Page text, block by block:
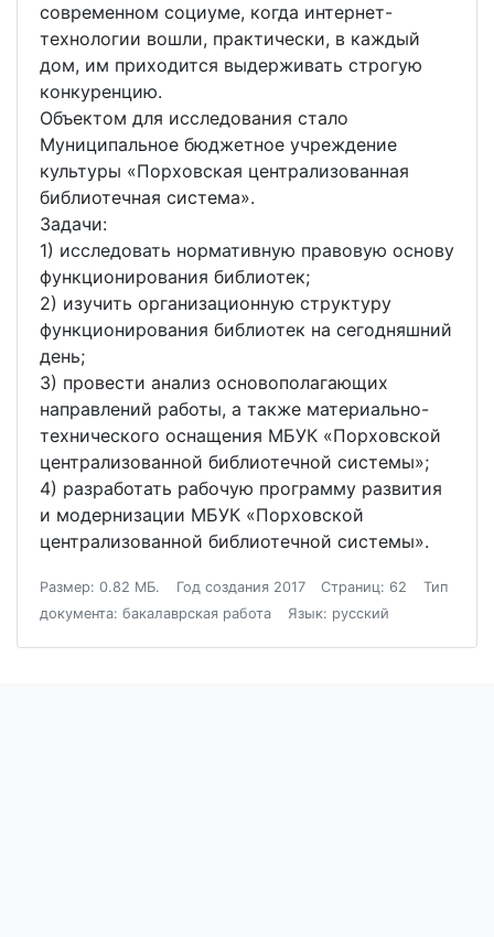
современном социуме, когда интернет-
технологии вошли, практически, в каждый
дом, им приходится выдерживать строгую
конкуренцию.
Объектом для исследования стало
Муниципальное бюджетное учреждение
культуры «Порховская централизованная
библиотечная система».
Задачи:
1) исследовать нормативную правовую основу
функционирования библиотек;
2) изучить организационную структуру
функционирования библиотек на сегодняшний
день;
3) провести анализ основополагающих
направлений работы, а также материально-
технического оснащения МБУК «Порховской
централизованной библиотечной системы»;
4) разработать рабочую программу развития
и модернизации МБУК «Порховской
централизованной библиотечной системы».
Размер: 0.82 МБ. Год создания 2017 Страниц: 62
Тип
документа: бакалаврская работа
Язык: русский